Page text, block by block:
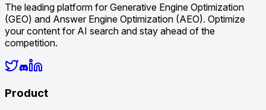
The leading platform for Generative Engine Optimization
(GEO) and Answer Engine Optimization (AEO). Optimize
your content for AI search and stay ahead of the
competition.
Product